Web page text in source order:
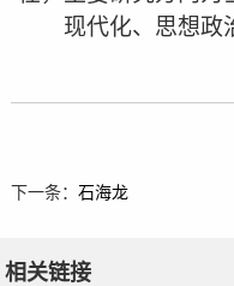
现代化、思想政
下一条： 石海龙
相关链接